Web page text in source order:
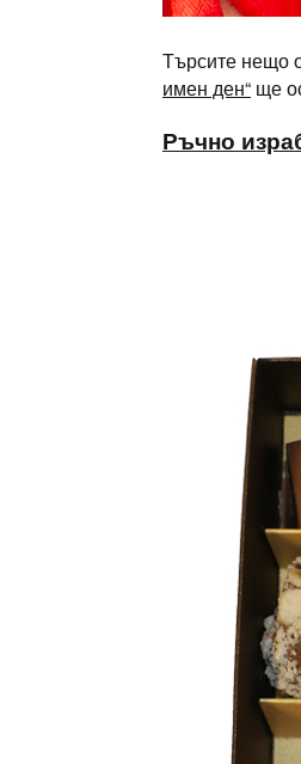
Търсите нещо
имен ден“ ще
Ръчно